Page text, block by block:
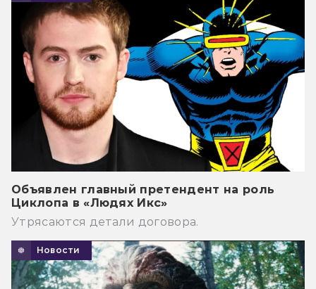
Объявлен главный претендент на роль
Циклопа в «Людях Икс»
Утрясаются детали договора.
Новости